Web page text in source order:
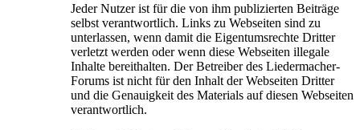
Jeder Nutzer ist für die von ihm publizierten Beiträge
selbst verantwortlich. Links zu Webseiten sind zu
unterlassen, wenn damit die Eigentumsrechte Dritter
verletzt werden oder wenn diese Webseiten illegale
Inhalte bereithalten. Der Betreiber des Liedermacher-
Forums ist nicht für den Inhalt der Webseiten Dritter
und die Genauigkeit des Materials auf diesen Webseiten
verantwortlich.